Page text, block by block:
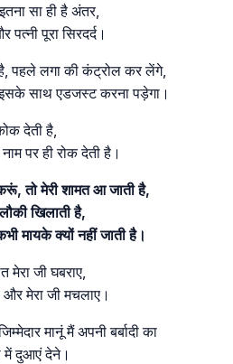
सा ही है अंतर,
पत्नी पूरा सिरदर्द।
है, पहले लगा की कंट्रोल कर लेंगे,
साथ एडजस्ट करना पड़ेगा।
देती है,
पर ही रोक देती है।
तो मेरी शामत आ जाती है,
खिलाती है,
मायके क्यों नहीं जाती है।
मेरा जी घबराए,
और मेरा जी मचलाए।
मानूं मैं अपनी बर्बादी का
में दुआएं देने।